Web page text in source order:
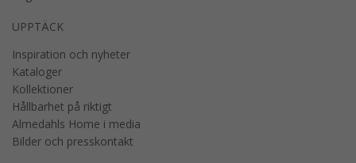
UPPTÄCK
Inspiration och nyheter
Kataloger
Kollektioner
Hållbarhet på riktigt
Almedahls Home i media
Bilder och presskontakt